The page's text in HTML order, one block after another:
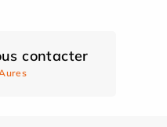
contacter